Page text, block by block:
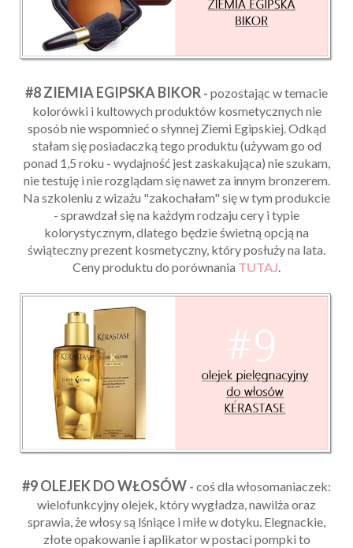
#8 ZIEMIA EGIPSKA BIKOR - pozostając w temacie
kolorówki i kultowych produktów kosmetycznych nie
sposób nie wspomnieć o słynnej Ziemi Egipskiej. Odkąd
stałam się posiadaczką tego produktu (używam go od
ponad 1,5 roku - wydajność jest zaskakująca) nie szukam,
nie testuję i nie rozglądam się nawet za innym bronzerem.
Na szkoleniu z wizażu "zakochałam" się w tym produkcie
- sprawdzał się na każdym rodzaju cery i typie
kolorystycznym, dlatego będzie świetną opcją na
świąteczny prezent kosmetyczny, który posłuży na lata.
Ceny produktu do porównania TUTAJ.
#9 OLEJEK DO WŁOSÓW - coś dla włosomaniaczek:
wielofunkcyjny olejek, który wygładza, nawilża oraz
sprawia, że włosy są lśniące i miłe w dotyku. Elegnackie,
złote opakowanie i aplikator w postaci pompki to